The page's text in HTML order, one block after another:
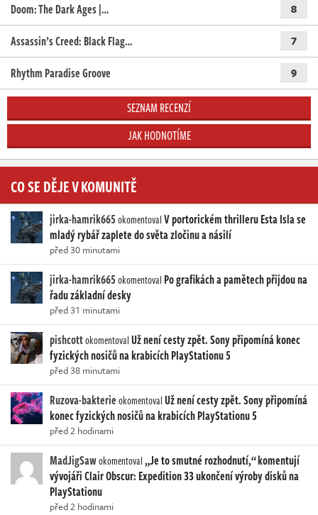
Doom: The Dark Ages |… 8
Assassin’s Creed: Black Flag… 7
Rhythm Paradise Groove 9
SEZNAM RECENZÍ
JAK HODNOTÍME
CO SE DĚJE V KOMUNITĚ
jirka-hamrik665okomentovalV portorickém thrilleru Esta Isla se
mladý rybář zaplete do světa zločinu a násilí
před 30 minutami
jirka-hamrik665okomentoval Po grafikách a pamětech přijdou na
řadu základní desky
před 31 minutami
pishcottokomentovalUž není cesty zpět. Sony připomíná konec
fyzických nosičů na krabicích PlayStationu 5
před 38 minutami
Ruzova-bakterieokomentovalUž není cesty zpět. Sony připomíná
konec fyzických nosičů na krabicích PlayStationu 5
před 2 hodinami
MadJigSawokomentoval„Je to smutné rozhodnutí,“ komentují
vývojáři Clair Obscur: Expedition 33 ukončení výroby disků na
PlayStationu
před 2 hodinami